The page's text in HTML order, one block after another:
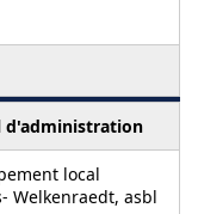
d'administration
local
Welkenraedt, asbl